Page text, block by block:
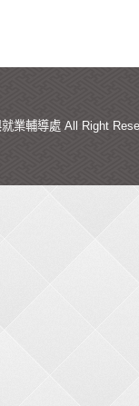
業輔導處 All Right